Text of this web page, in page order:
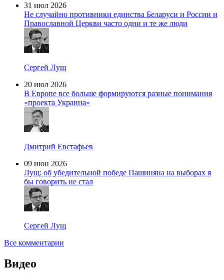
31 июл 2026
Не случайно противники единства Беларуси и России и
Православной Церкви часто одни и те же люди
Сергей Лущ
20 июл 2026
В Европе все больше формируются разные понимания
«проекта Украина»
Дмитрий Евстафьев
09 июн 2026
Лущ: об убедительной победе Пашиняна на выборах я
бы говорить не стал
Сергей Лущ
Все комментарии
Видео